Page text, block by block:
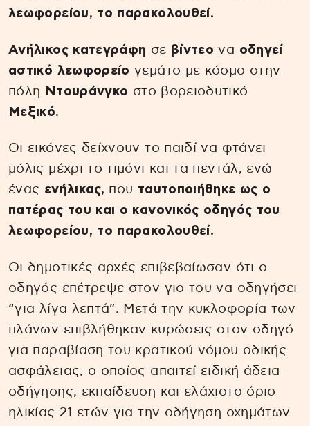
λεωφορείου, το παρακολουθεί.
Ανήλικος κατεγράφη σε βίντεο να οδηγεί
αστικό λεωφορείο γεμάτο με κόσμο στην
πόλη
Ντουράνγκο στο βορειοδυτικό
Μεξικό.
Οι εικόνες δείχνουν το παιδί να φτάνει
μόλις μέχρι το τιμόνι και τα πεντάλ, ενώ
ένας ενήλικας, που ταυτοποιήθηκε ως ο
πατέρας του και ο κανονικός οδηγός του
λεωφορείου, το παρακολουθεί.
Οι δημοτικές αρχές επιβεβαίωσαν ότι ο
οδηγός επέτρεψε στον γιο του να οδηγήσει
“για λίγα λεπτά”. Μετά την κυκλοφορία των
πλάνων επιβλήθηκαν κυρώσεις στον οδηγό
για παραβίαση του κρατικού νόμου οδικής
ασφάλειας, ο οποίος απαιτεί ειδική άδεια
οδήγησης, εκπαίδευση και ελάχιστο όριο
ηλικίας 21 ετών για την οδήγηση οχημάτων